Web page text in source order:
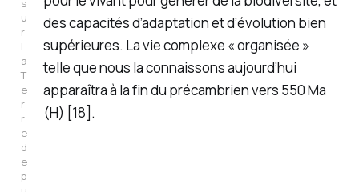
s
u
r
l
a
T
e
r
r
e
d
e
p
des capacités d’adaptation et d’évolution bien
supérieures. La vie complexe « organisée »
telle que nous la connaissons aujourd’hui
apparaîtra à la fin du précambrien vers 550 Ma
(H) [18].